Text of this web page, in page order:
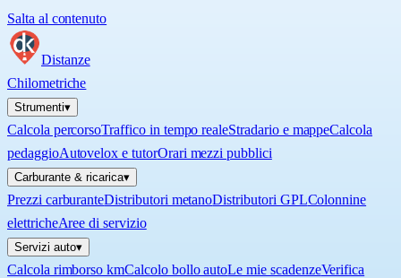
Salta al contenuto
Distanze
Chilometriche
Strumenti▾
Calcola percorsoTraffico in tempo realeStradario e mappeCalcola
pedaggioAutovelox e tutorOrari mezzi pubblici
Carburante & ricarica▾
Prezzi carburanteDistributori metanoDistributori GPLColonnine
elettricheAree di servizio
Servizi auto▾
Calcola rimborso kmCalcolo bollo autoLe mie scadenzeVerifica